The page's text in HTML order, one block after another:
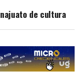
de cultura